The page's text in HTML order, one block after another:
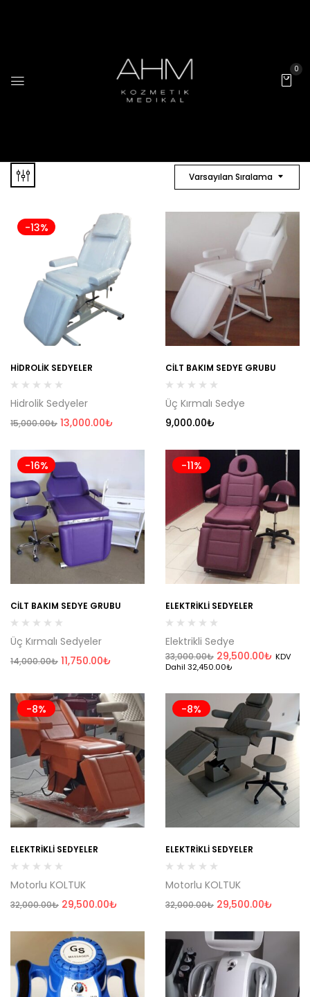
0
Varsayılan Sıralama
-13%
HIDROLIK SEDYELER
Hidrolik Sedyeler
15,000.00₺ 13,000.00₺
CILT BAKIM SEDYE GRUBU
Üç Kırmalı Sedye
9,000.00₺
-16%
CILT BAKIM SEDYE GRUBU
Üç Kırmalı Sedyeler
14,000.00₺ 11,750.00₺
-11%
ELEKTRIKLI SEDYELER
Elektrikli Sedye
33,000.00₺ 29,500.00₺ KDV
Dahil 32,450.00₺
-8%
ELEKTRIKLI SEDYELER
Motorlu KOLTUK
32,000.00₺ 29,500.00₺
-8%
ELEKTRIKLI SEDYELER
Motorlu KOLTUK
32,000.00₺ 29,500.00₺